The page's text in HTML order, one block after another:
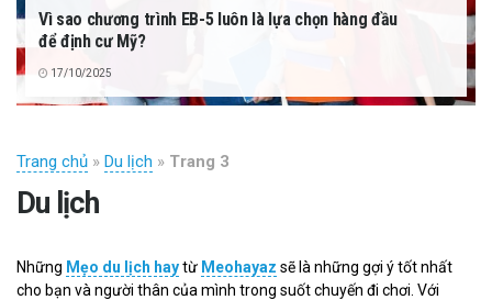
Vì sao chương trình EB-5 luôn là lựa chọn hàng đầu
để định cư Mỹ?
17/10/2025
Trang chủ » Du lịch » Trang 3
Du lịch
Những Mẹo du lịch haytừ Meohayaz sẽ là những gợi ý tốt nhất
cho bạn và người thân của mình trong suốt chuyến đi chơi. Với